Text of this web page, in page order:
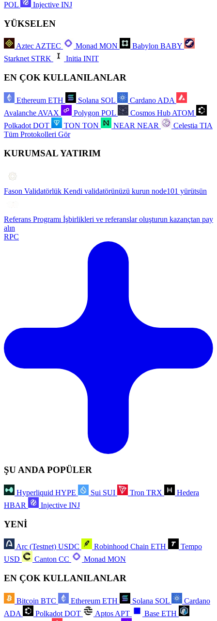
POL
Injective INJ
YÜKSELEN
AztecAZTEC Monad MON Babylon BABY
Starknet STRK Initia INIT
EN ÇOK KULLANILANLAR
Ethereum ETH Solana SOL Cardano ADA
Avalanche AVAX Polygon POL Cosmos Hub ATOM
Polkadot DOT TON TON NEAR NEAR Celestia TIA
Tüm Protokolleri Gör
KURUMSAL YATIRIM
Fason Validatörlük Kendi validatörünüzü kurun node101 yürütsün
Referans Programı İşbirlikleri ve referanslar oluşturun kazançtan pay
alın
RPC
ŞU ANDA POPÜLER
Hyperliquid HYPE Sui SUI Tron TRX
Hedera
HBAR
Injective INJ
YENİ
Arc (Testnet) USDC Robinhood Chain ETH
Tempo
USD
Canton CC Monad MON
EN ÇOK KULLANILANLAR
Bitcoin BTC Ethereum ETH Solana SOL
Cardano
ADA
Polkadot DOT Aptos APT Base ETH